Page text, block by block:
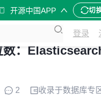
开源中国APP 切
登录
数：
2 收录于数据库专